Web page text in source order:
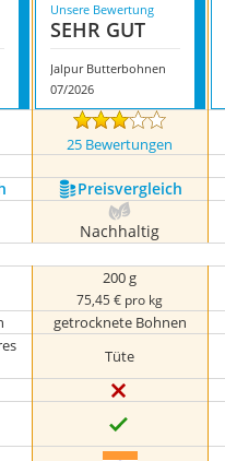
Unsere Bewertung
SEHR GUT
Jalpur Butterbohnen
07/2026
25 Bewertungen
Preis­vergleich
Nachhaltig
200 g
75,45 € pro kg
getrocknete Bohnen
Tüte